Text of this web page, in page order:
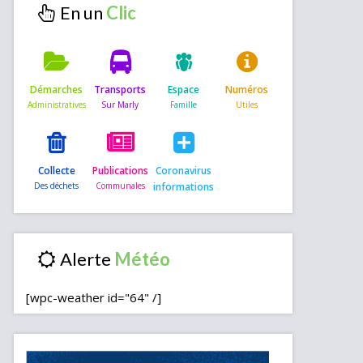
En un
Démarches Transports Espace Numéros
Collecte Publications Coronavirus
informations
Alerte
[wpc-weather id="64" /]